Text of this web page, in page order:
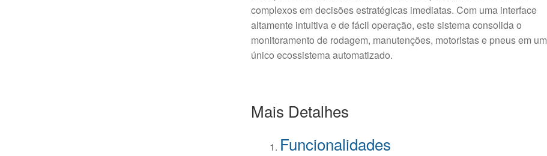
complexos em decisões estratégicas imediatas. Com uma interface
altamente intuitiva e de fácil operação, este sistema consolida o
monitoramento de rodagem, manutenções, motoristas e pneus em um
único ecossistema automatizado.
Mais Detalhes
Funcionalidades